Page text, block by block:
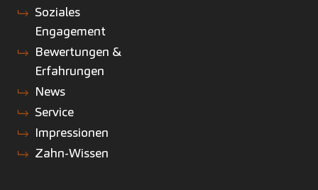
Soziales
Engagement
Bewertungen &
Erfahrungen
News
Service
Impressionen
Zahn-Wissen